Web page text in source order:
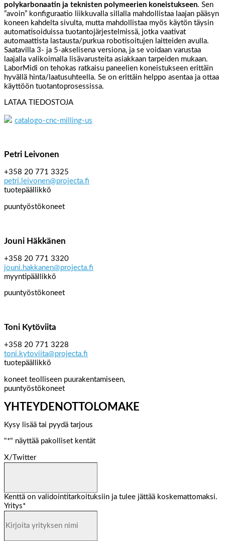
polykarbonaatin ja teknisten polymeerien koneistukseen. Sen
”avoin” konfiguraatio liikkuvalla sillalla mahdollistaa laajan pääsyn
koneen kahdelta sivulta, mutta mahdollistaa myös käytön täysin
automatisoiduissa tuotantojärjestelmissä, jotka vaativat
automaattista lastausta/purkua robotisoitujen laitteiden avulla.
Saatavilla 3- ja 5-akselisena versiona, ja se voidaan varustaa
laajalla valikoimalla lisävarusteita asiakkaan tarpeiden mukaan.
LaborMidi on tehokas ratkaisu paneelien koneistukseen erittäin
hyvällä hinta/laatusuhteella. Se on erittäin helppo asentaa ja ottaa
käyttöön tuotantoprosessissa.
LATAA TIEDOSTOJA
catalogo-cnc-milling-us
Petri Leivonen
+358 20 771 3325
petri.leivonen@projecta.fi
tuotepäällikkö
puuntyöstökoneet
Jouni Häkkänen
+358 20 771 3320
jouni.hakkanen@projecta.fi
myyntipäällikkö
puuntyöstökoneet
Toni Kytöviita
+358 20 771 3228
toni.kytoviita@projecta.fi
tuotepäällikkö
koneet teolliseen puurakentamiseen,
puuntyöstökoneet
YHTEYDENOTTOLOMAKE
Kysy lisää tai pyydä tarjous
"*" näyttää pakolliset kentät
X/Twitter
Kenttä on validointitarkoituksiin ja tulee jättää koskemattomaksi.
Yritys*